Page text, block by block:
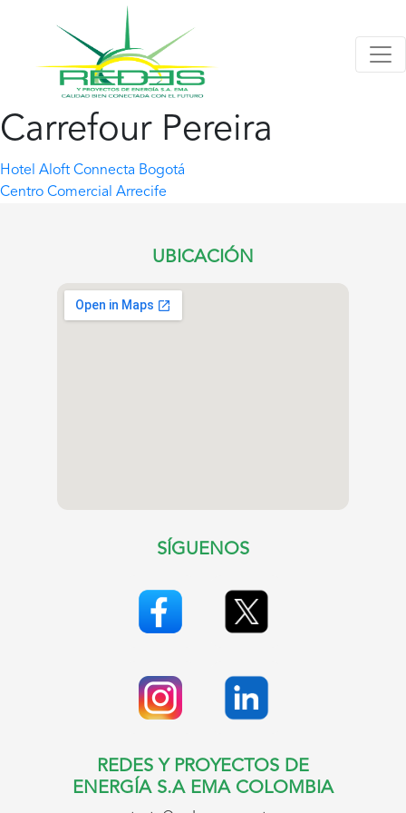
Carrefour Pereira
Navegación
Hotel Aloft Connecta Bogotá
Centro Comercial Arrecife
UBICACIÓN
SÍGUENOS
REDES Y PROYECTOS DE
ENERGÍA S.A EMA COLOMBIA